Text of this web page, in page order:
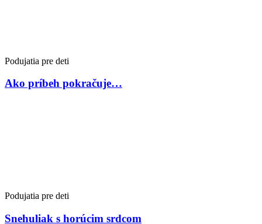
Podujatia pre deti
Ako príbeh pokračuje…
Podujatia pre deti
Snehuliak s horúcim srdcom